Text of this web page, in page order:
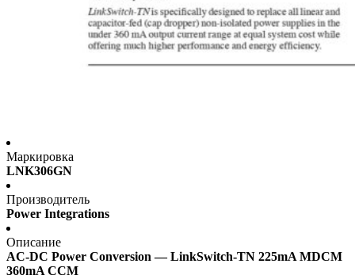
Маркировка
LNK306GN
Производитель
Power Integrations
Описание
AC-DC Power Conversion — LinkSwitch-TN 225mA MDCM
360mA CCM